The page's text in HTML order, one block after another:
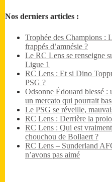
Nos derniers articles :
Trophée des Champions :
frappés d’amnésie ?
Le RC Lens se renseigne
Ligue 1
RC Lens : Et si Dino
PSG ?
Odsonne Édouard blessé
un mercato qui pourrait
Le PSG se réveille,
RC Lens : Derrière la
RC Lens : Qui est
chouchou de Bollaert ?
RC Lens – Sunderland
n’avons pas aimé